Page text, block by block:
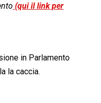
(qui il link per
in Parlamento
la caccia.